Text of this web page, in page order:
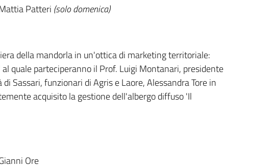
Patteri (solo domenica)
della mandorla in un'ottica di marketing territoriale:
quale parteciperanno il Prof. Luigi Montanari, presidente
Sassari, funzionari di Agris e Laore, Alessandra Tore in
acquisito la gestione dell'albergo diffuso 'Il
Ore